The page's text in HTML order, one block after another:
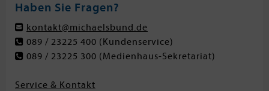
Haben Sie Fragen?
kontakt@michaelsbund.de
089 / 23225 400 (Kundenservice)
089 / 23225 300 (Medienhaus-Sekretariat)
Service & Kontakt